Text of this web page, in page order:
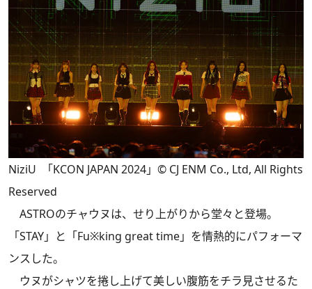
NiziU 「KCON JAPAN 2024」© CJ ENM Co., Ltd, All Rights
Reserved
ASTROのチャウヌは、せり上がりから堂々と登場。
「STAY」と「Fu※king great time」を情熱的にパフォーマ
ンスした。
ウヌがシャツを捲し上げて美しい腹筋をチラ見させるた